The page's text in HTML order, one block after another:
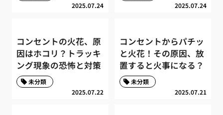
2025.07.24 2025.07.24
コンセントの火花、原
因はホコリ？トラッキ
ング現象の恐怖と対策
2025.07.22
未分類
コンセントからパチッ
と火花！その原因、放
置すると火事になる？
2025.07.21
未分類